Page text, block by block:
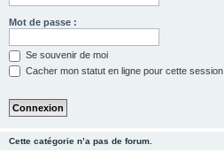
Mot de passe :
Se souvenir de moi
Cacher mon statut en ligne pour cette session
Cette catégorie n’a pas de forum.